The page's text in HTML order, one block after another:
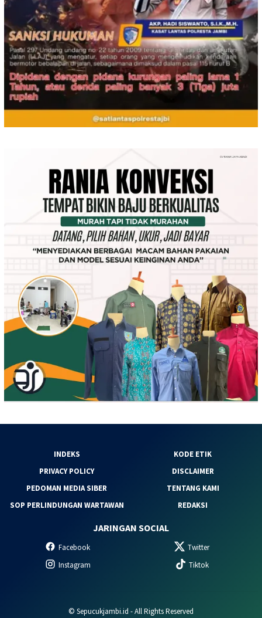
INDEKS
KODE ETIK
PRIVACY POLICY
DISCLAIMER
PEDOMAN MEDIA SIBER
TENTANG KAMI
SOP PERLINDUNGAN WARTAWAN
REDAKSI
JARINGAN SOCIAL
Facebook
Twitter
Instagram
Tiktok
© Sepucukjambi.id - All Rights Reserved